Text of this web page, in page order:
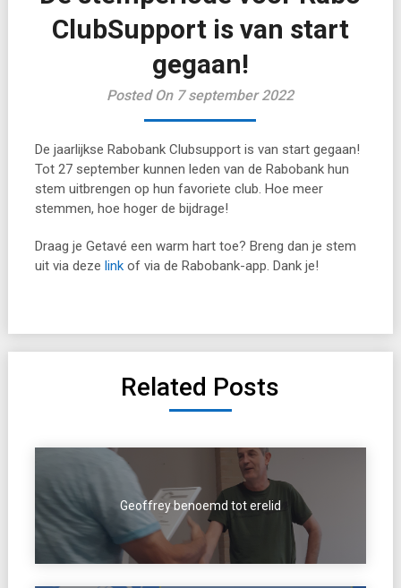
ClubSupport is van start
gegaan!
Posted On 7 september 2022
De jaarlijkse Rabobank Clubsupport is van start gegaan!
Tot 27 september kunnen leden van de Rabobank hun
stem uitbrengen op hun favoriete club. Hoe meer
stemmen, hoe hoger de bijdrage!
Draag je Getavé een warm hart toe? Breng dan je stem
uit via deze linkof via de Rabobank-app. Dank je!
Related Posts
Geoffrey benoemd tot erelid